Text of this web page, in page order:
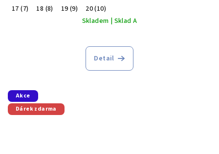
17 (7) 18 (8) 19 (9)
20 (10)
Skladem | Sklad A
Detail
Akce
Dárek zdarma